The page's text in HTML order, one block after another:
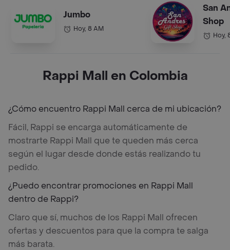
Jumbo
Hoy, 8 AM
San
Shop
Hoy,
Rappi Mall en Colombia
¿Cómo encuentro Rappi Mall cerca de mi ubicación?
Fácil, Rappi se encarga automáticamente de
mostrarte Rappi Mall que te queden más cerca
según el lugar desde donde estás realizando tu
pedido.
¿Puedo encontrar promociones en Rappi Mall
dentro de Rappi?
Claro que sí, muchos de los Rappi Mall ofrecen
ofertas y descuentos para que la compra te salga
más barata.